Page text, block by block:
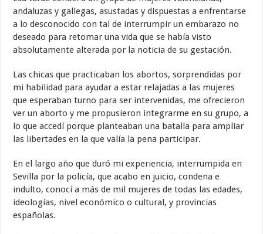
andaluzas y gallegas, asustadas y dispuestas a enfrentarse
a lo desconocido con tal de interrumpir un embarazo no
deseado para retomar una vida que se había visto
absolutamente alterada por la noticia de su gestación.
Las chicas que practicaban los abortos, sorprendidas por
mi habilidad para ayudar a estar relajadas a las mujeres
que esperaban turno para ser intervenidas, me ofrecieron
ver un aborto y me propusieron integrarme en su grupo, a
lo que accedí porque planteaban una batalla para ampliar
las libertades en la que valía la pena participar.
En el largo año que duró mi experiencia, interrumpida en
Sevilla por la policía, que acabo en juicio, condena e
indulto, conocí a más de mil mujeres de todas las edades,
ideologías, nivel económico o cultural, y provincias
españolas.